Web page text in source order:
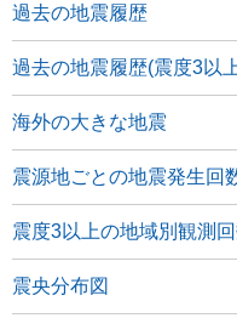
過去の地震履歴
過去の地震履歴(震度3以
海外の大きな地震
震源地ごとの地震発生回
震度3以上の地域別観測
震央分布図